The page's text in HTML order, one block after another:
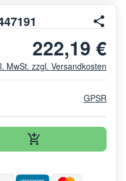
222,19 €
MwSt. zzgl. Versandkosten
GPSR